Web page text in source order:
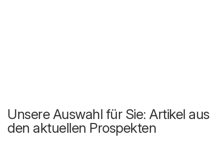
Unsere Auswahl für Sie: Artikel aus
den aktuellen Prospekten